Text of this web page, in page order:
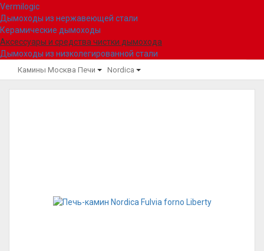
Vermilogic
Дымоходы из нержавеющей стали
Керамические дымоходы
Аксессуары и средства чистки дымохода
Дымоходы из низколегированной стали
Камины Москва Печи Nordica